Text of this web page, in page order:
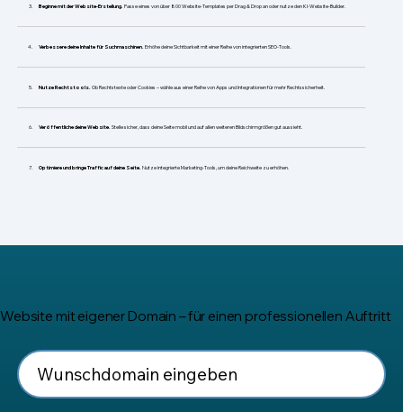
Beginne mit der Website-Erstellung. Passe eines von über 800 Website-Templates per Drag & Drop an oder nutze den KI-Website-Builder.
​Verbessere deine Inhalte für Suchmaschinen. Erhöhe deine Sichtbarkeit mit einer Reihe von integrierten SEO-Tools.
Nutze Rechtstools. Ob Rechtstexte oder Cookies – wähle aus einer Reihe von Apps und Integrationen für mehr Rechtssicherheit.
Veröffentliche deine Website. Stelle sicher, dass deine Seite mobil und auf allen weiteren Bildschirmgrößen gut aussieht.
Optimiere und bringe Traffic auf deine Seite. Nutze integrierte Marketing-Tools, um deine Reichweite zu erhöhen.
Website mit eigener Domain – für einen professionellen Auftritt